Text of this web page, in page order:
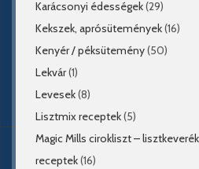
Karácsonyi édességek(29)
Kekszek, aprósütemények(16)
Kenyér / péksütemény(50)
Lekvár(1)
Levesek(8)
Lisztmix receptek(5)
Magic Mills cirokliszt –
receptek(16)